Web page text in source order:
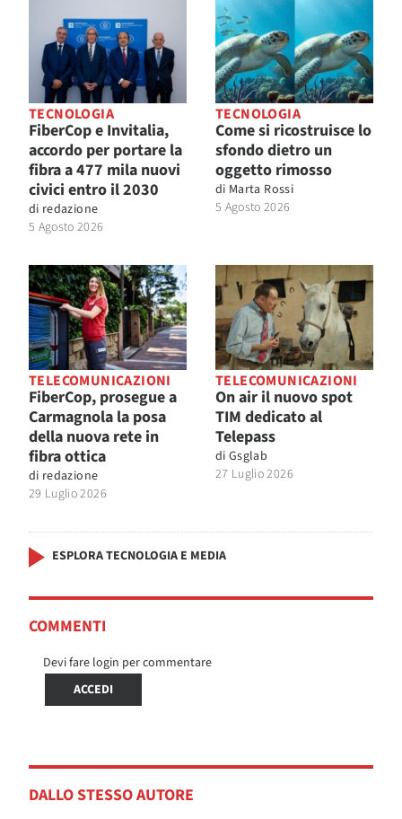
TECNOLOGIA
FiberCop e Invitalia,
accordo per portare la
fibra a 477 mila nuovi
civici entro il 2030
di redazione
5 Agosto 2026
TECNOLOGIA
Come si ricostruisce lo
sfondo dietro un
oggetto rimosso
di Marta Rossi
5 Agosto 2026
TELECOMUNICAZIONI
FiberCop, prosegue a
Carmagnola la posa
della nuova rete in
fibra ottica
di redazione
29 Luglio 2026
TELECOMUNICAZIONI
On air il nuovo spot
TIM dedicato al
Telepass
di Gsglab
27 Luglio 2026
ESPLORA TECNOLOGIA E MEDIA
COMMENTI
Devi fare login per commentare
ACCEDI
DALLO STESSO AUTORE